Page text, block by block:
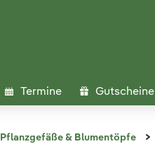
Termine Gutscheine
Pflanzgefäße & Blumentöpfe